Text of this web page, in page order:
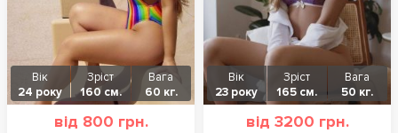
Вік
24 року
Зріст
160 см.
Вага
60 кг.
від 800 грн.
Вік
23 року
Зріст
165 см.
Вага
50 кг.
від 3200 грн.